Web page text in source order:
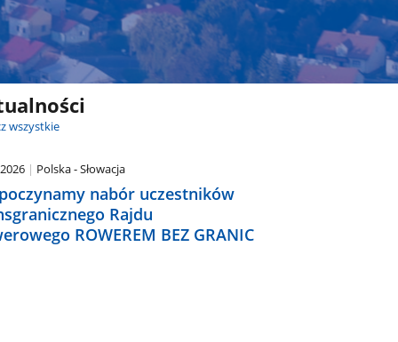
wszystkie
Polska - Słowacja
nabór uczestników
Rajdu
ROWEREM BEZ GRANIC